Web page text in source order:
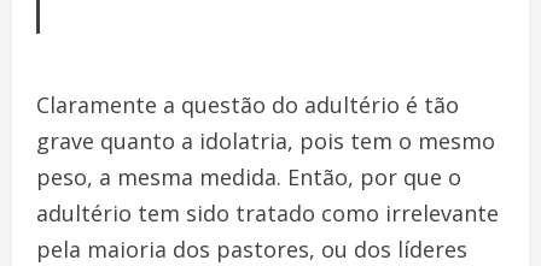
Claramente a questão do adultério é tão
grave quanto a idolatria, pois tem o mesmo
peso, a mesma medida. Então, por que o
adultério tem sido tratado como irrelevante
pela maioria dos pastores, ou dos líderes